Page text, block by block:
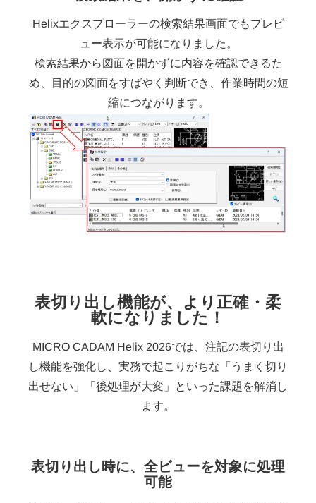
Helixエクスプローラーの検索結果画面でもプレビ
ュー表示が可能になりました。
検索結果から図面を開かずに内容を確認できるた
め、目的の図面をすばやく判断でき、作業時間の短
縮につながります。
表切り出し機能が、より正確・柔
軟になりました！
MICRO CADAM Helix 2026では、注記の表切り出
し機能を強化し、実務で起こりがちな「うまく切り
出せない」「後処理が大変」といった課題を解消し
ます。
表切り出し時に、全ビューを対象に処理
可能